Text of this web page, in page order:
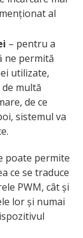
al
– pentru a
ne permită
utilizate,
multă
de ce
sistemul va
poate permite
ce se traduce
PWM, cât și
lor și numai